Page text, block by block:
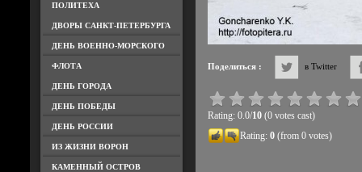
ПОЛИТЕХА
ДВОРЫ САНКТ-ПЕТЕРБУРГА
ДЕНЬ ВОЕННО-МОРСКОГО
ФЛОТА
ДЕНЬ ГОРОДА
ДЕНЬ ПОБЕДЫ
ДЕНЬ РОССИИ
ИЗ ЖИЗНИ ВОРОН
КАМЕННЫЙ ОСТРОВ
Поделиться : в Twitter
Rating: 0.0/10(0 votes cast)
Rating: 0(from 0 votes)